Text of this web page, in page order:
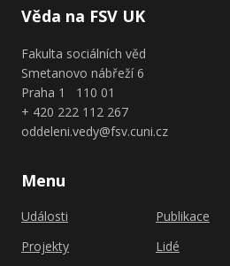
Věda na FSV UK
Fakulta sociálních věd
Smetanovo nábřeží 6
Praha 1 110 01
+ 420 222 112 267
oddeleni.vedy@fsv.cuni.cz
Menu
Události
Projekty
Publikace
Lidé